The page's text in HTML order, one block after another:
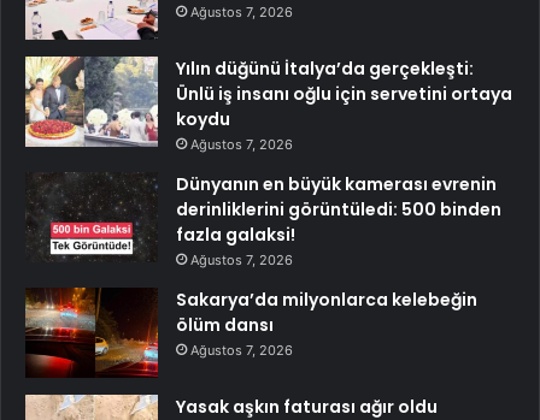
Ağustos 7, 2026
Yılın düğünü İtalya’da gerçekleşti:
Ünlü iş insanı oğlu için servetini ortaya
koydu
Ağustos 7, 2026
Dünyanın en büyük kamerası evrenin
derinliklerini görüntüledi: 500 binden
fazla galaksi!
Ağustos 7, 2026
Sakarya’da milyonlarca kelebeğin
ölüm dansı
Ağustos 7, 2026
Yasak aşkın faturası ağır oldu